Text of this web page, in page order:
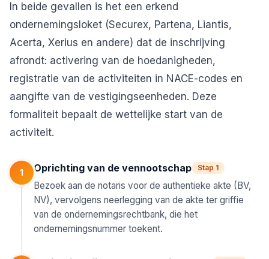
In beide gevallen is het een erkend
ondernemingsloket (Securex, Partena, Liantis,
Acerta, Xerius en andere) dat de inschrijving
afrondt: activering van de hoedanigheden,
registratie van de activiteiten in NACE-codes en
aangifte van de vestigingseenheden. Deze
formaliteit bepaalt de wettelijke start van de
activiteit.
1 Oprichting van de vennootschap Stap 1
Bezoek aan de notaris voor de authentieke akte (BV,
NV), vervolgens neerlegging van de akte ter griffie
van de ondernemingsrechtbank, die het
ondernemingsnummer toekent.